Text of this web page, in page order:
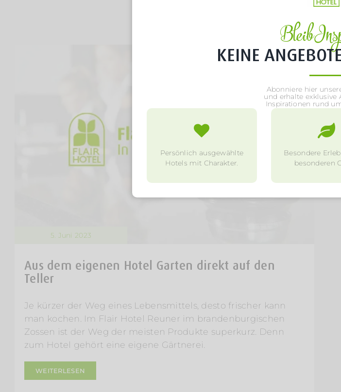
5. Juni 2023
Aus dem eigenen Hotel Garten direkt auf den
Teller
Je kürzer der Weg eines Lebensmittels, desto frischer kann
man kochen. Im Flair Hotel Reuner im brandenburgischen
Zossen ist der Weg der meisten Produkte superkurz. Denn
zum Hotel gehört eine eigene Gärtnerei.
WEITERLESEN
Bleib
KEINE
Abonniere hier
und erhalte exklusive
Inspirationen rund
Persönlich ausgewählte
Hotels mit Charakter.
Besondere
besonderen